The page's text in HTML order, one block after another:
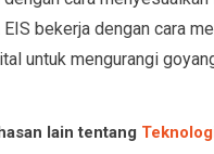
bekerja dengan cara
untuk mengurangi
lain tentang